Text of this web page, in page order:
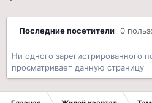
Последние посетители 0
Ни одного зарегистрированного
просматривает данную страницу